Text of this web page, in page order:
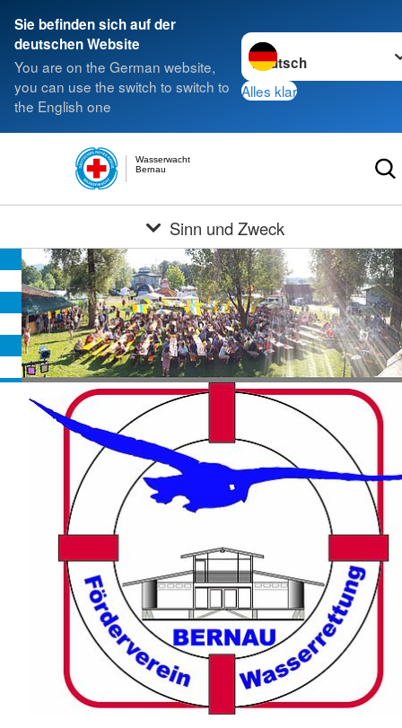
Sie befinden sich auf der
deutschen Website
You are on the German website,
you can use the switch to switch to
the English one
Sprache wechseln zu
Alles klar
Bernau
Wasserwacht
Sinn und Zweck